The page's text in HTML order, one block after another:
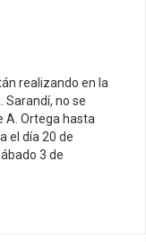
realizando en la
Sarandí, no se
A. Ortega hasta
el día 20 de
3 de